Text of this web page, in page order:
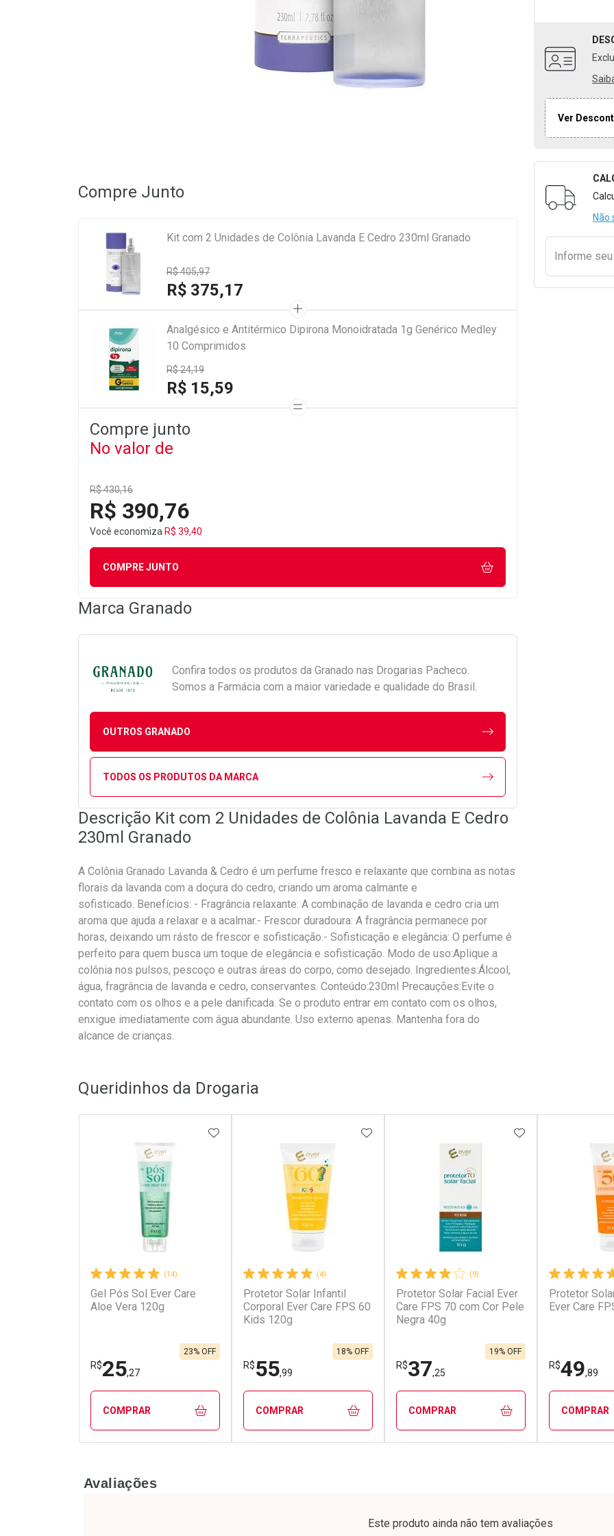
Ver
Não
Informe seu
Compre Junto
Kit com 2 Unidades de Colônia Lavanda E Cedro 230ml Granado
R$ 405,97
R$ 375,17
Analgésico e Antitérmico Dipirona Monoidratada 1g Genérico Medley
10 Comprimidos
R$ 24,19
R$ 15,59
Compre junto
No valor de
R$ 430,16
R$ 390,76
Você economiza R$ 39,40
COMPRE JUNTO
Marca Granado
Confira todos os produtos da Granado nas Drogarias Pacheco.
Somos a Farmácia com a maior variedade e qualidade do Brasil.
OUTROS GRANADO
TODOS OS PRODUTOS DA MARCA
Descrição Kit com 2 Unidades de Colônia Lavanda E Cedro
230ml Granado
A Colônia Granado Lavanda & Cedro é um perfume fresco e relaxante que combina as notas
florais da lavanda com a doçura do cedro, criando um aroma calmante e
sofisticado. Benefícios: - Fragrância relaxante: A combinação de lavanda e cedro cria um
aroma que ajuda a relaxar e a acalmar.- Frescor duradoura: A fragrância permanece por
horas, deixando um rásto de frescor e sofisticação.- Sofisticação e elegância: O perfume é
perfeito para quem busca um toque de elegância e sofisticação. Modo de uso:Aplique a
colônia nos pulsos, pescoço e outras áreas do corpo, como desejado. Ingredientes:Álcool,
água, fragrância de lavanda e cedro, conservantes. Conteúdo:230ml Precauções:Evite o
contato com os olhos e a pele danificada. Se o produto entrar em contato com os olhos,
enxigue imediatamente com água abundante. Uso externo apenas. Mantenha fora do
alcance de crianças.
Queridinhos da Drogaria
(14)
Gel Pós Sol Ever Care
Aloe Vera 120g
R$25,27
23% OFF
ADICIONAR AOS FAVORITOS
COMPRAR
Laboratório
Por Menos
(4)
Protetor Solar Infantil
Corporal Ever Care FPS 60
Kids 120g
R$55,99
18% OFF
ADICIONAR AOS FAVORITOS
COMPRAR
(9)
Protetor Solar Facial Ever
Care FPS 70 com Cor Pele
Negra 40g
R$37,25
19% OFF
ADICIONAR AOS
COMPRAR
Protetor
Ever Care
R$49,89
COMPRAR
Avaliações
Este produto ainda não tem avaliações